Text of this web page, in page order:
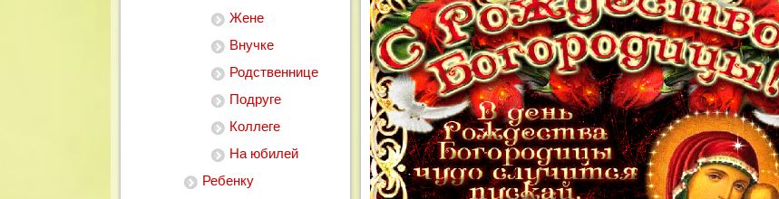
Жене
Внучке
Родственнице
Подруге
Коллеге
На юбилей
Ребенку